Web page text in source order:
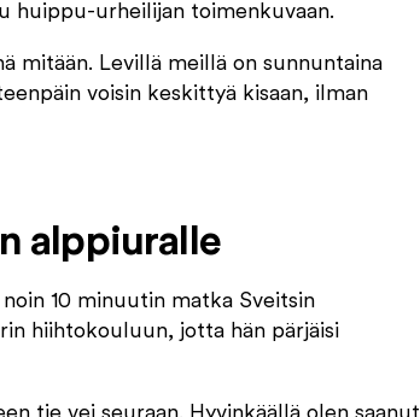
huippu-urheilijan toimenkuvaan.
mitään. Levillä meillä on sunnuntaina
voisin keskittyä kisaan, ilman
alppiuralle
10 minuutin matka Sveitsin
hiihtokouluun, jotta hän pärjäisi